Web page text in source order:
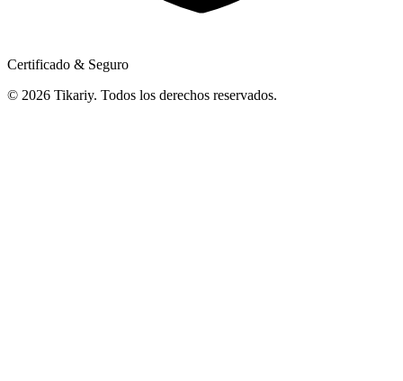
Certificado & Seguro
© 2026 Tikariy. Todos los derechos reservados.